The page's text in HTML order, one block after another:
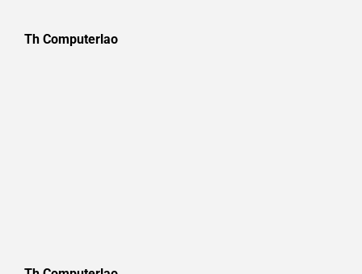
Th Computerlao